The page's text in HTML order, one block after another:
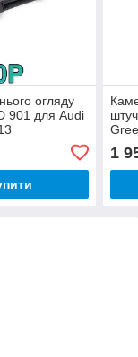
огляду
901 для Audi
1